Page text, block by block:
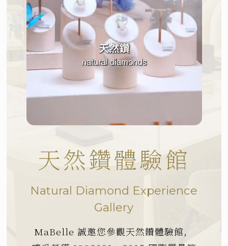
天然鑽體驗館
Natural Diamond Experience
Gallery
MaBelle 誠邀您參觀天然鑽體驗館，